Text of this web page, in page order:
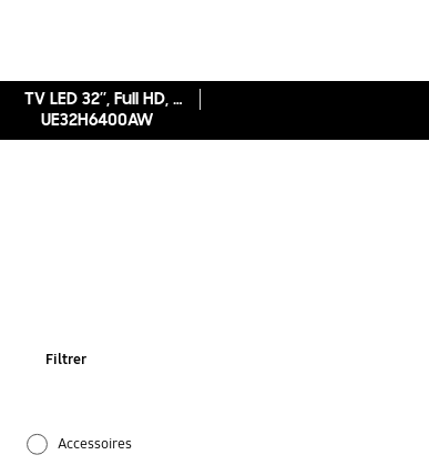
TV LED 32’’, Full HD, Smart TV, 3D, 400Hz CMR - UE32H6400
UE32H6400AW
Filtrer
Accessoires